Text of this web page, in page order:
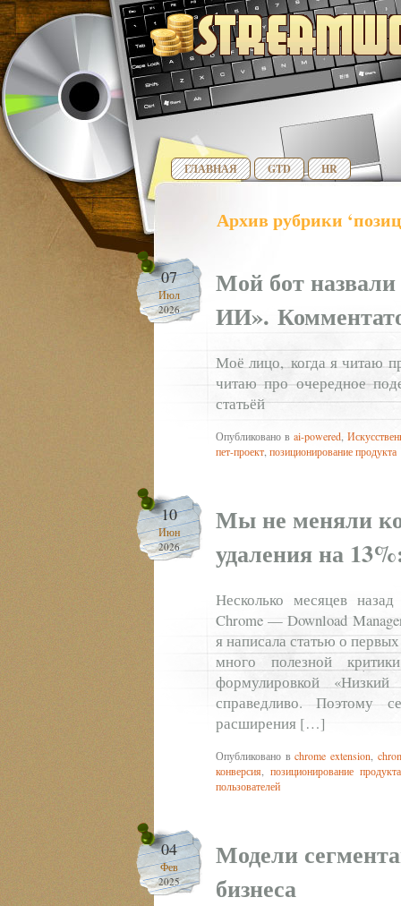
ГЛАВНАЯ GTD HR
Архив рубрики
07
Июл
2026
Мой бот
ИИ».
Моё лицо, когда я читаю
читаю про очередное
статьёй
Опубликовано в ai-powered
пет-проект позиционирование продукта
10
Июн
2026
Мы не меняли
удаления на
Несколько месяцев
Chrome — Download
я написала статью о
много полезной
формулировкой
справедливо. Поэтому
расширения […]
Опубликовано вchrome extension
конверсия
позиционирование продукта
пользователей
04
Фев
2025
Модели
бизнеса